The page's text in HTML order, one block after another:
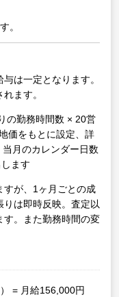
。
は一定となります。
ます。
の勤務時間数 × 20営
価をもとに設定、詳
月のカレンダー日数
ます
すが、1ヶ月ごとの成
は即時反映。査定以
す。また勤務時間の変
= 月給156,000円